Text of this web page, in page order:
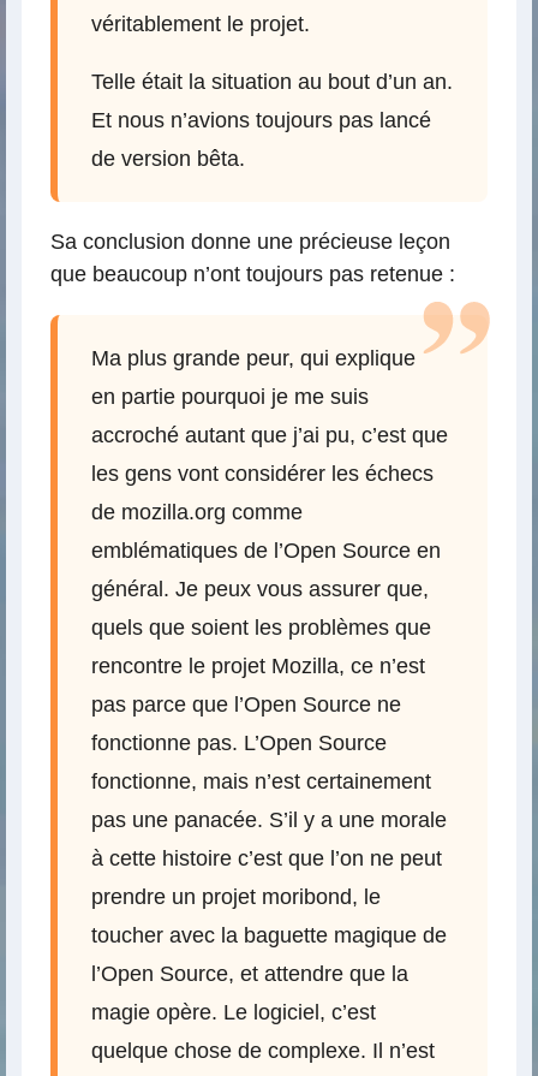
véritablement le projet.
Telle était la situation au bout d’un an.
Et nous n’avions toujours pas lancé
de version bêta.
Sa conclusion donne une précieuse leçon
que beaucoup n’ont toujours pas retenue :
Ma plus grande peur, qui explique
en partie pourquoi je me suis
accroché autant que j’ai pu, c’est que
les gens vont considérer les échecs
de mozilla.org comme
emblématiques de l’Open Source en
général. Je peux vous assurer que,
quels que soient les problèmes que
rencontre le projet Mozilla, ce n’est
pas parce que l’Open Source ne
fonctionne pas. L’Open Source
fonctionne, mais n’est certainement
pas une panacée. S’il y a une morale
à cette histoire c’est que l’on ne peut
prendre un projet moribond, le
toucher avec la baguette magique de
l’Open Source, et attendre que la
magie opère. Le logiciel, c’est
quelque chose de complexe. Il n’est